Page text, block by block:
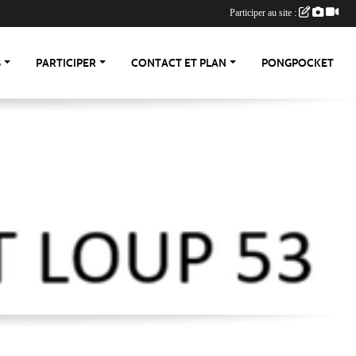
PARTICIPER CONTACT ET PLAN PONGPOCKET
Participer au site :